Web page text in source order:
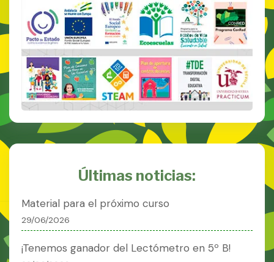
Últimas noticias:
Material para el próximo curso
29/06/2026
¡Tenemos ganador del Lectómetro en 5º B!